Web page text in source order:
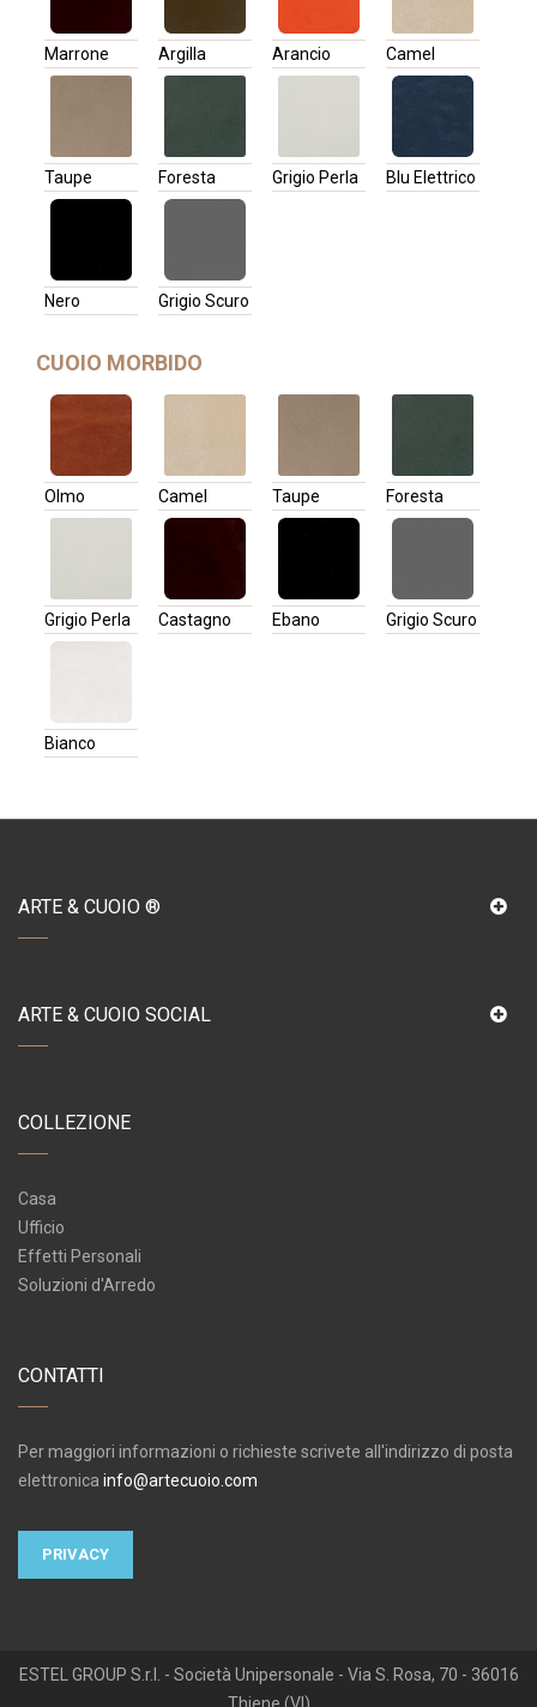
Marrone Argilla Arancio Camel
Taupe Foresta Grigio Perla Blu Elettrico
Nero Grigio Scuro
CUOIO MORBIDO
Olmo Camel Taupe Foresta
Grigio Perla Castagno Ebano Grigio Scuro
Bianco
ARTE & CUOIO ®
ARTE & CUOIO SOCIAL
COLLEZIONE
Casa
Ufficio
Effetti Personali
Soluzioni d'Arredo
CONTATTI
Per maggiori informazioni o richieste scrivete all'indirizzo di posta
elettronica info@artecuoio.com
PRIVACY
ESTEL GROUP S.r.l. - Società Unipersonale - Via S. Rosa, 70 - 36016